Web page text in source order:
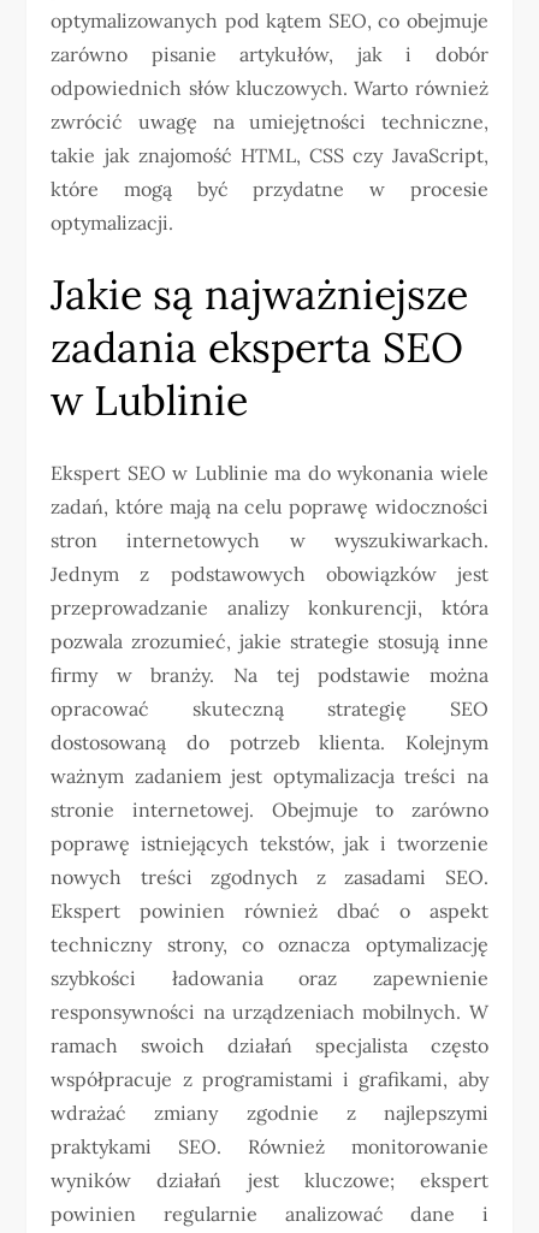
optymalizowanych pod kątem SEO, co obejmuje
zarówno pisanie artykułów, jak i dobór
odpowiednich słów kluczowych. Warto również
zwrócić uwagę na umiejętności techniczne,
takie jak znajomość HTML, CSS czy JavaScript,
które mogą być przydatne w procesie
optymalizacji.
Jakie są najważniejsze
zadania eksperta SEO
w Lublinie
Ekspert SEO w Lublinie ma do wykonania wiele
zadań, które mają na celu poprawę widoczności
stron internetowych w wyszukiwarkach.
Jednym z podstawowych obowiązków jest
przeprowadzanie analizy konkurencji, która
pozwala zrozumieć, jakie strategie stosują inne
firmy w branży. Na tej podstawie można
opracować skuteczną strategię SEO
dostosowaną do potrzeb klienta. Kolejnym
ważnym zadaniem jest optymalizacja treści na
stronie internetowej. Obejmuje to zarówno
poprawę istniejących tekstów, jak i tworzenie
nowych treści zgodnych z zasadami SEO.
Ekspert powinien również dbać o aspekt
techniczny strony, co oznacza optymalizację
szybkości ładowania oraz zapewnienie
responsywności na urządzeniach mobilnych. W
ramach swoich działań specjalista często
współpracuje z programistami i grafikami, aby
wdrażać zmiany zgodnie z najlepszymi
praktykami SEO. Również monitorowanie
wyników działań jest kluczowe; ekspert
powinien regularnie analizować dane i